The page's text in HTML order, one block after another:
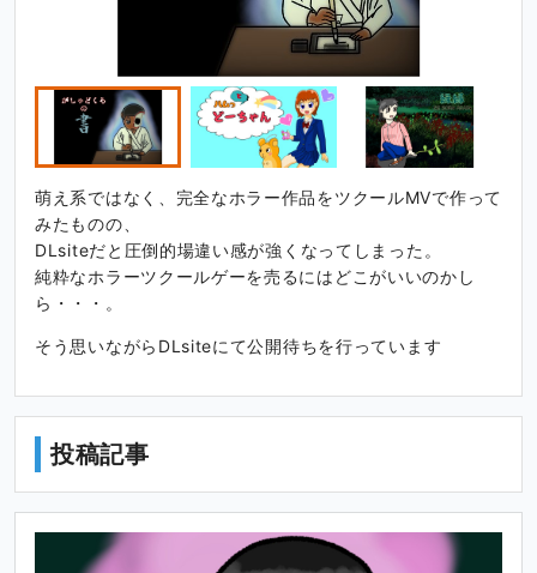
萌え系ではなく、完全なホラー作品をツクールMVで作って
みたものの、
DLsiteだと圧倒的場違い感が強くなってしまった。
純粋なホラーツクールゲーを売るにはどこがいいのかし
ら・・・。
そう思いながらDLsiteにて公開待ちを行っています
投稿記事